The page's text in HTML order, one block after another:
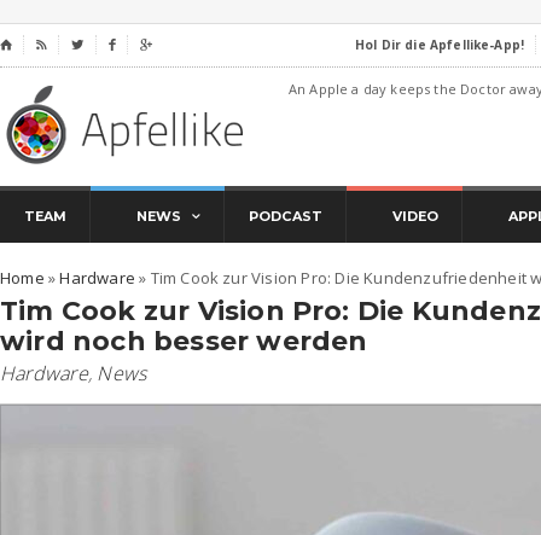
⌂     Hol Dir die Apfellike-App!
An Apple a day keeps the Doctor
TEAM NEWS PODCAST VIDEO
Home »Hardware » Tim Cook zur Vision Pro: Die Kundenzufriedenheit
Tim Cook zur Vision Pro: Die
wird noch besser werden
Hardware, News